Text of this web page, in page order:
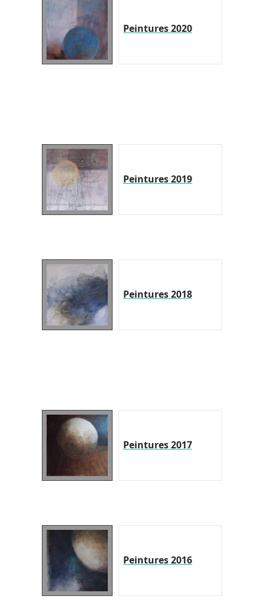
Peintures 2020
Peintures 2019
Peintures 2018
Peintures 2017
Peintures 2016